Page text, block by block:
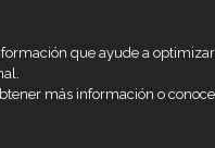
que ayude a
más información o